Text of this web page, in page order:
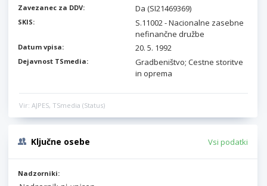
Zavezanec za DDV: Da (SI21469369)
SKIS:
S.11002 - Nacionalne zasebne
nefinančne družbe
Datum vpisa: 20. 5. 1992
Dejavnost TSmedia:
Gradbeništvo; Cestne storitve
in oprema
Vir: AJPES, TSmedia (Status)
Ključne osebe Vsi podatki
Nadzorniki: